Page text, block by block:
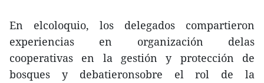
En elcoloquio, los delegados compartieron
experiencias en organización delas
cooperativas en la gestión y protección de
bosques y debatieronsobre el rol de la